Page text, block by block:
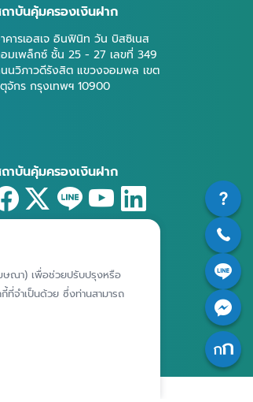
าบันคุ้มครองเงินฝาก
คารเอสเจ อินฟินิท วัน บิสซิเนส
มเพล็กซ์ ชั้น 25 - 27 เลขที่ 349
นวิภาวดีรังสิต แขวงจอมพล เขต
จักร กรุงเทพฯ 10900
าบันคุ้มครองเงินฝาก
ฆษณา) เพื่อช่วยปรับปรุงหรือ
ที่จำเป็นด้วย ซึ่งท่านสามารถ